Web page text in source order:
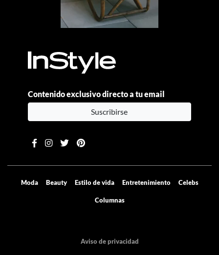
Contenido exclusivo directo a tu email
Suscribirse
Moda Beauty Estilo de vida Entretenimiento Celebs
Columnas
Aviso de privacidad